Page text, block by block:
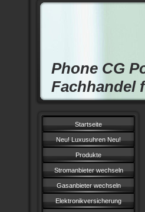
Phone CG
Fachhandel
Startseite
Neu! Luxusuhren Neu!
Produkte
Stromanbieter wechseln
Gasanbieter wechseln
Elektronikversicherung